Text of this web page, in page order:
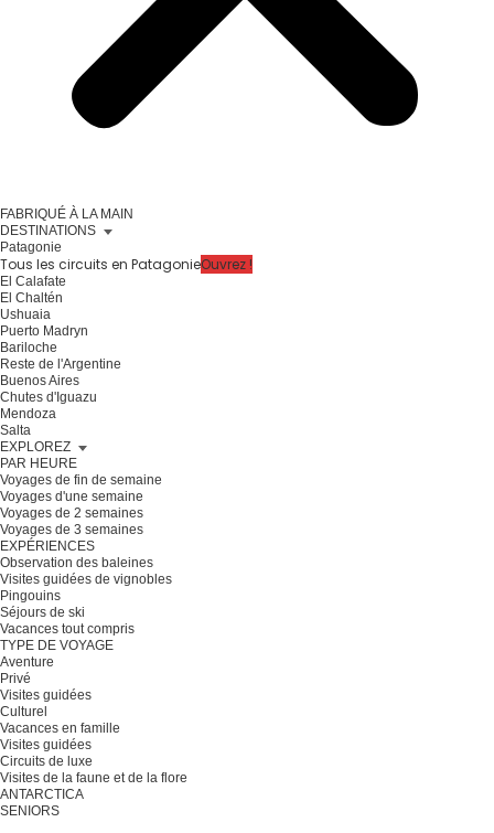
FABRIQUÉ À LA MAIN
DESTINATIONS
Patagonie
Tous les circuits en PatagonieOuvrez !
El Calafate
El Chaltén
Ushuaia
Puerto Madryn
Bariloche
Reste de l'Argentine
Buenos Aires
Chutes d'Iguazu
Mendoza
Salta
EXPLOREZ
PAR HEURE
Voyages de fin de semaine
Voyages d'une semaine
Voyages de 2 semaines
Voyages de 3 semaines
EXPÉRIENCES
Observation des baleines
Visites guidées de vignobles
Pingouins
Séjours de ski
Vacances tout compris
TYPE DE VOYAGE
Aventure
Privé
Visites guidées
Culturel
Vacances en famille
Visites guidées
Circuits de luxe
Visites de la faune et de la flore
ANTARCTICA
SENIORS